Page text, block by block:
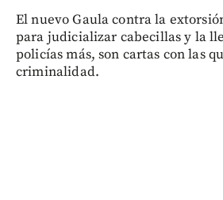
El nuevo Gaula contra la
para judicializar cabecillas y la
policías más, son cartas con las
criminalidad.